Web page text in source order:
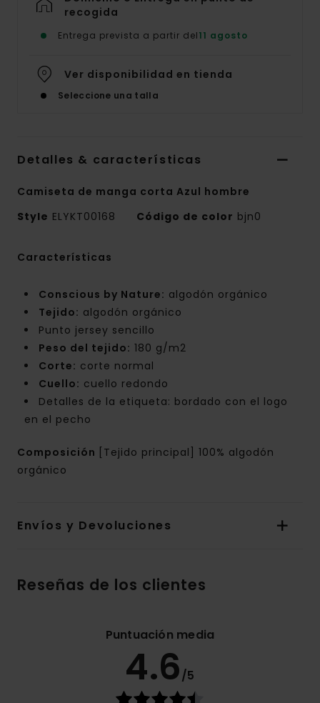
recogida
Entrega prevista a partir del11 agosto
Ver disponibilidad en tienda
Seleccione una talla
Detalles & características
Camiseta de manga corta Azul hombre
Style ELYKT00168 Código de color bjn0
Características
Conscious by Nature: algodón orgánico
Tejido: algodón orgánico
Punto jersey sencillo
Peso del tejido: 180 g/m2
Corte: corte normal
Cuello: cuello redondo
Detalles de la etiqueta: bordado con el logo
en el pecho
Composición
[Tejido principal] 100% algodón
orgánico
Envíos y Devoluciones
Reseñas de los clientes
Puntuación media
4.6/5